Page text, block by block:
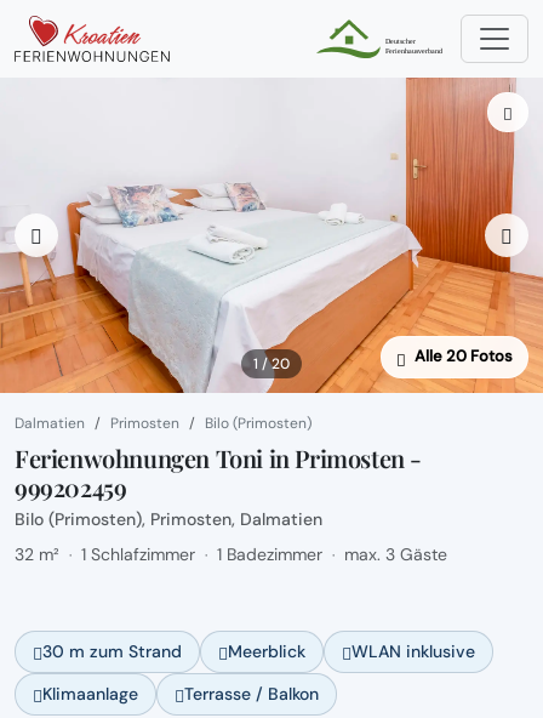
1 / 20 Alle 20 Fotos
Dalmatien Primosten Bilo (Primosten)
Ferienwohnungen Toni in Primosten -
999202459
Bilo (Primosten), Primosten, Dalmatien
32 m² · 1 Schlafzimmer · 1 Badezimmer · max. 3 Gäste
30 m zum Strand Meerblick
WLAN inklusive
Klimaanlage
Terrasse / Balkon